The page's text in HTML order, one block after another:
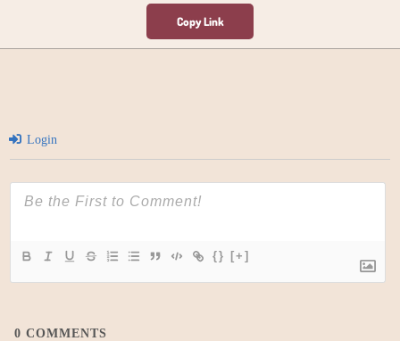
Login
{} [+]
0 COMMENTS